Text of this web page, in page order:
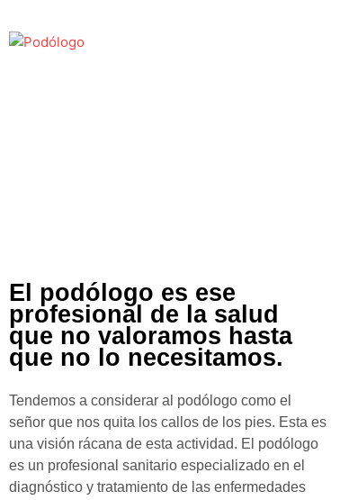
El podólogo es ese
profesional de la salud
que no valoramos hasta
que no lo necesitamos.
Tendemos a considerar al podólogo como el
señor que nos quita los callos de los pies. Esta es
una visión rácana de esta actividad. El podólogo
es un profesional sanitario especializado en el
diagnóstico y tratamiento de las enfermedades